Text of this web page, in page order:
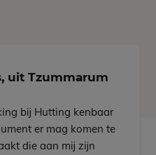
uit Tzummarum
bij Hutting kenbaar
er mag komen te
die aan mij zijn